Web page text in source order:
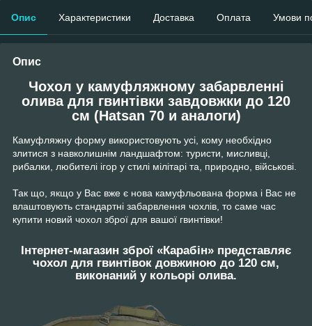
Опис Характеристики Доставка Оплата Умови
Опис
Чохол у камуфляжному забарвленні
олива для гвинтівки завдовжки до 120
см (Hatsan 70 и аналоги)
Камуфляжну форму використовують усі, кому необхідно
злитися з навколишнім ландшафтом: туристи, мисливці,
рибалки, любителі ігор у стилі мілітарі та, природно, військові.
Так що, якщо у Вас вже є нова камуфльована форма і Вас не
влаштовують стандартні забарвлення чохлів, то саме час
купити новий чохол зброї для вашої гвинтівки!
Інтернет-магазин зброї «Карабін» представляє
чохол для гвинтівок довжиною до 120 см,
виконаний у кольорі олива.